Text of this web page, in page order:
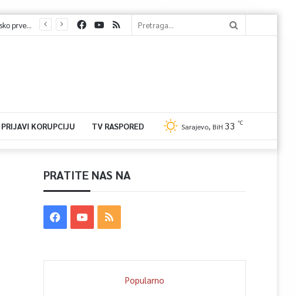
Bh. plivačica Iman Avdić uz podršku Ministarstva kulture i sporta KS kreće na Evropsko prvenstvo i Mediteranske igre
PRIJAVI KORUPCIJU TV RASPORED Sarajevo, BiH 33 ℃
PRATITE NAS NA
Popularno